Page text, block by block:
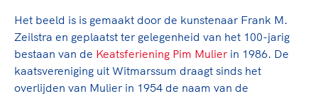
Game Changer
TeamNL kids
Gezonde sportomgeving
Duurzaamheid
Bekwaam sportkader
Vitale clubs en bestuurlijk kader
Kennisaanbod TeamNL Experts
TeamNL Sport Science Centre
Olympische Spelen LA28
Het beeld is is gemaakt door de kunstenaar Frank M.
Zeilstra en geplaatst ter gelegenheid van het 100-jarig
bestaan van de Keatsferiening Pim Mulier in 1986. De
kaatsvereniging uit Witmarssum draagt sinds het
overlijden van Mulier in 1954 de naam van de